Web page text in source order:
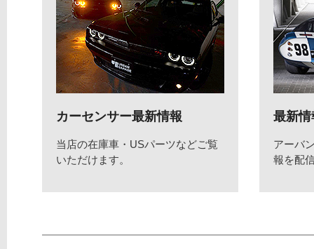
カーセンサー最新情報
当店の在庫車・USパーツなどご覧
いただけます。
最新情
アーバ
報を配